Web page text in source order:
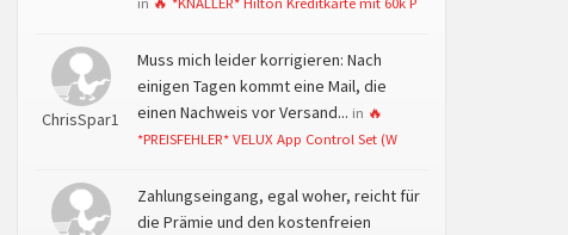
ChrisSpar1
Muss mich leider korrigieren: Nach
einigen Tagen kommt eine Mail, die
einen Nachweis vor Versand... in 🔥
*PREISFEHLER* VELUX App Control Set (W
Zahlungseingang, egal woher, reicht für
die Prämie und den kostenfreien